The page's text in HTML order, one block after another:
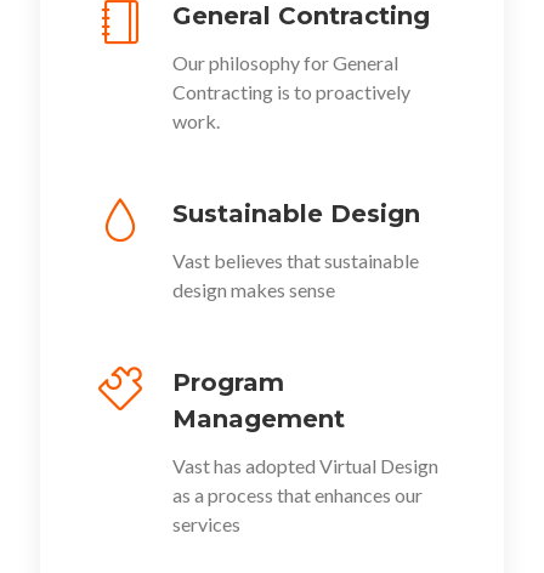
General Contracting
Our philosophy for General
Contracting is to proactively
work.
Sustainable Design
Vast believes that sustainable
design makes sense
Program
Management
Vast has adopted Virtual Design
as a process that enhances our
services